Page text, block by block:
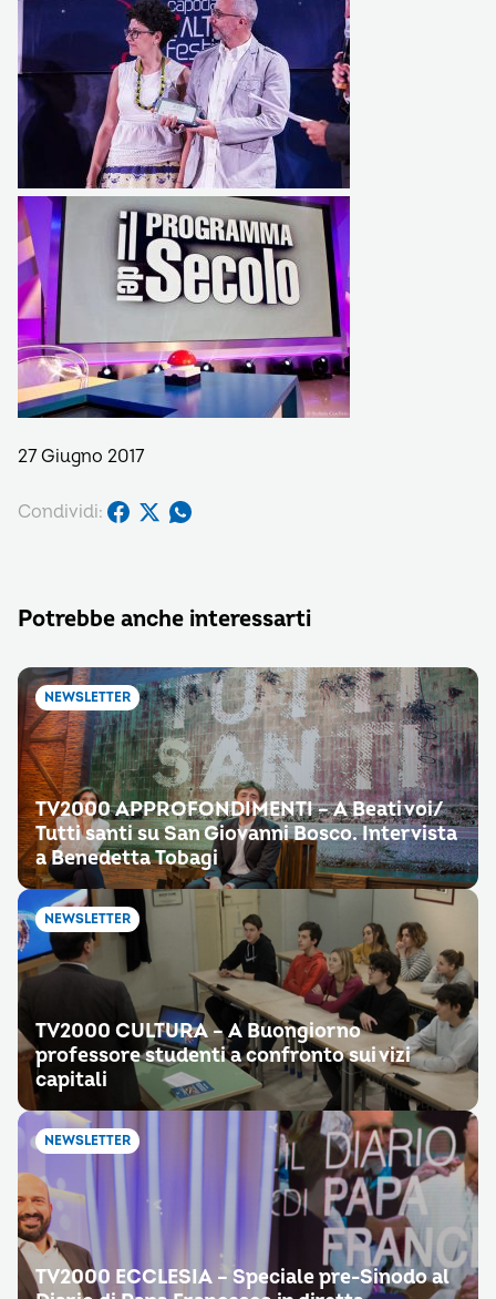
27 Giugno 2017
Condividi:
Potrebbe anche interessarti
NEWSLETTER
TV2000 APPROFONDIMENTI – A Beati voi/
Tutti santi su San Giovanni Bosco. Intervista
a Benedetta Tobagi
NEWSLETTER
TV2000 CULTURA – A Buongiorno
professore studenti a confronto sui vizi
capitali
NEWSLETTER
TV2000 ECCLESIA – Speciale pre-Sinodo al